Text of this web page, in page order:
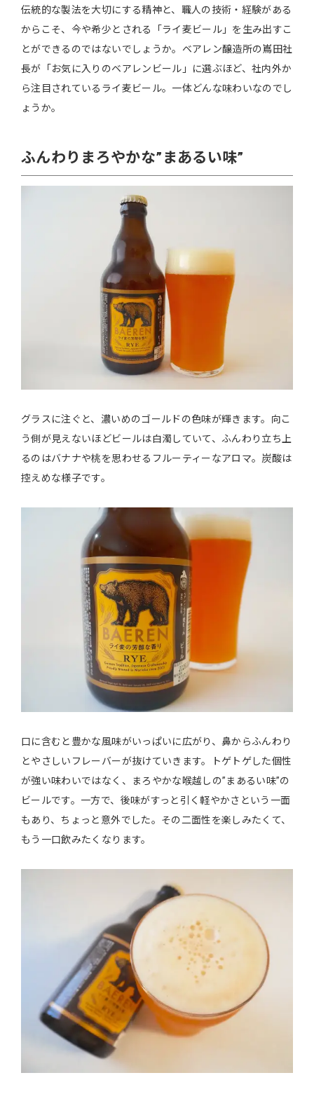
伝統的な製法を大切にする精神と、職人の技術・経験がある
からこそ、今や希少とされる「ライ麦ビール」を生み出すこ
とができるのではないでしょうか。ベアレン醸造所の嶌田社
長が「お気に入りのベアレンビール」に選ぶほど、社内外か
ら注目されているライ麦ビール。一体どんな味わいなのでし
ょうか。
ふんわりまろやかな”まあるい味”
グラスに注ぐと、濃いめのゴールドの色味が輝きます。向こ
う側が見えないほどビールは白濁していて、ふんわり立ち上
るのはバナナや桃を思わせるフルーティーなアロマ。炭酸は
控えめな様子です。
口に含むと豊かな風味がいっぱいに広がり、鼻からふんわり
とやさしいフレーバーが抜けていきます。トゲトゲした個性
が強い味わいではなく、まろやかな喉越しの”まあるい味”の
ビールです。一方で、後味がすっと引く軽やかさという一面
もあり、ちょっと意外でした。その二面性を楽しみたくて、
もう一口飲みたくなります。